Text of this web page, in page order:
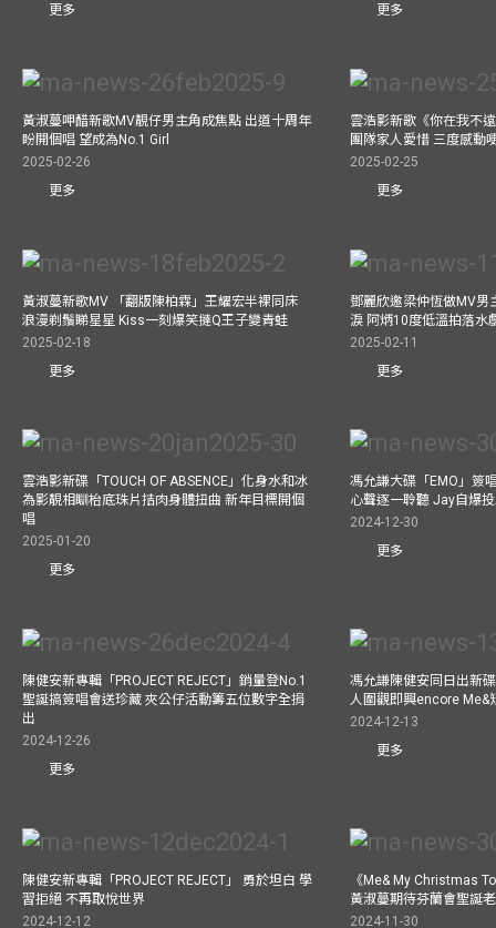
更多
更多
黃淑蔓呷醋新歌MV靚仔男主角成焦點 出道十周年
盼開個唱 望成為No.1 Girl
2025-02-26
更多
雲浩影新歌《你在我不
團隊家人愛惜 三度感動
2025-02-25
更多
黃淑蔓新歌MV 「翻版陳柏霖」王耀宏半裸同床
浪漫剃鬚睇星星 Kiss一刻爆笑撻Q王子變青蛙
2025-02-18
更多
鄧麗欣邀梁仲恆做MV男
淚 阿炳10度低溫拍落水
2025-02-11
更多
雲浩影新碟「TOUCH OF ABSENCE」化身水和冰
為影靚相瞓枱底珠片拮肉身體扭曲 新年目標開個
唱
2025-01-20
更多
馮允謙大碟「EMO」簽
心聲逐一聆聽 Jay自爆
2024-12-30
更多
陳健安新專輯「PROJECT REJECT」銷量登No.1
聖誕搞簽唱會送珍藏 夾公仔活動籌五位數字全捐
出
2024-12-26
更多
馮允謙陳健安同日出新
人圍觀即興encore Me&
2024-12-13
更多
陳健安新專輯「PROJECT REJECT」 勇於坦白 學
習拒絕 不再取悅世界
2024-12-12
《Me& My Christmas
黃淑蔓期待芬蘭會聖誕
2024-11-30